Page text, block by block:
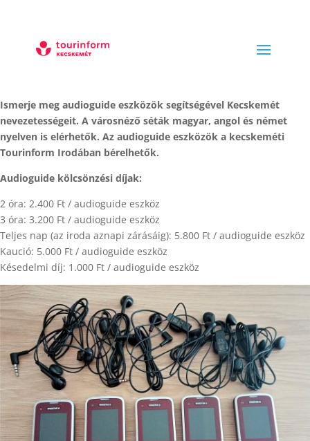
Ismerje meg audioguide eszközök segítségével Kecskemét
nevezetességeit. A városnéző séták magyar, angol és német
nyelven is elérhetők. Az audioguide eszközök a kecskeméti
Tourinform Irodában bérelhetők.
Audioguide kölcsönzési díjak:
2 óra: 2.400 Ft / audioguide eszköz
3 óra: 3.200 Ft / audioguide eszköz
Teljes nap (az iroda aznapi zárásáig): 5.800 Ft / audioguide eszköz
Kaució: 5.000 Ft / audioguide eszköz
Késedelmi díj: 1.000 Ft / audioguide eszköz